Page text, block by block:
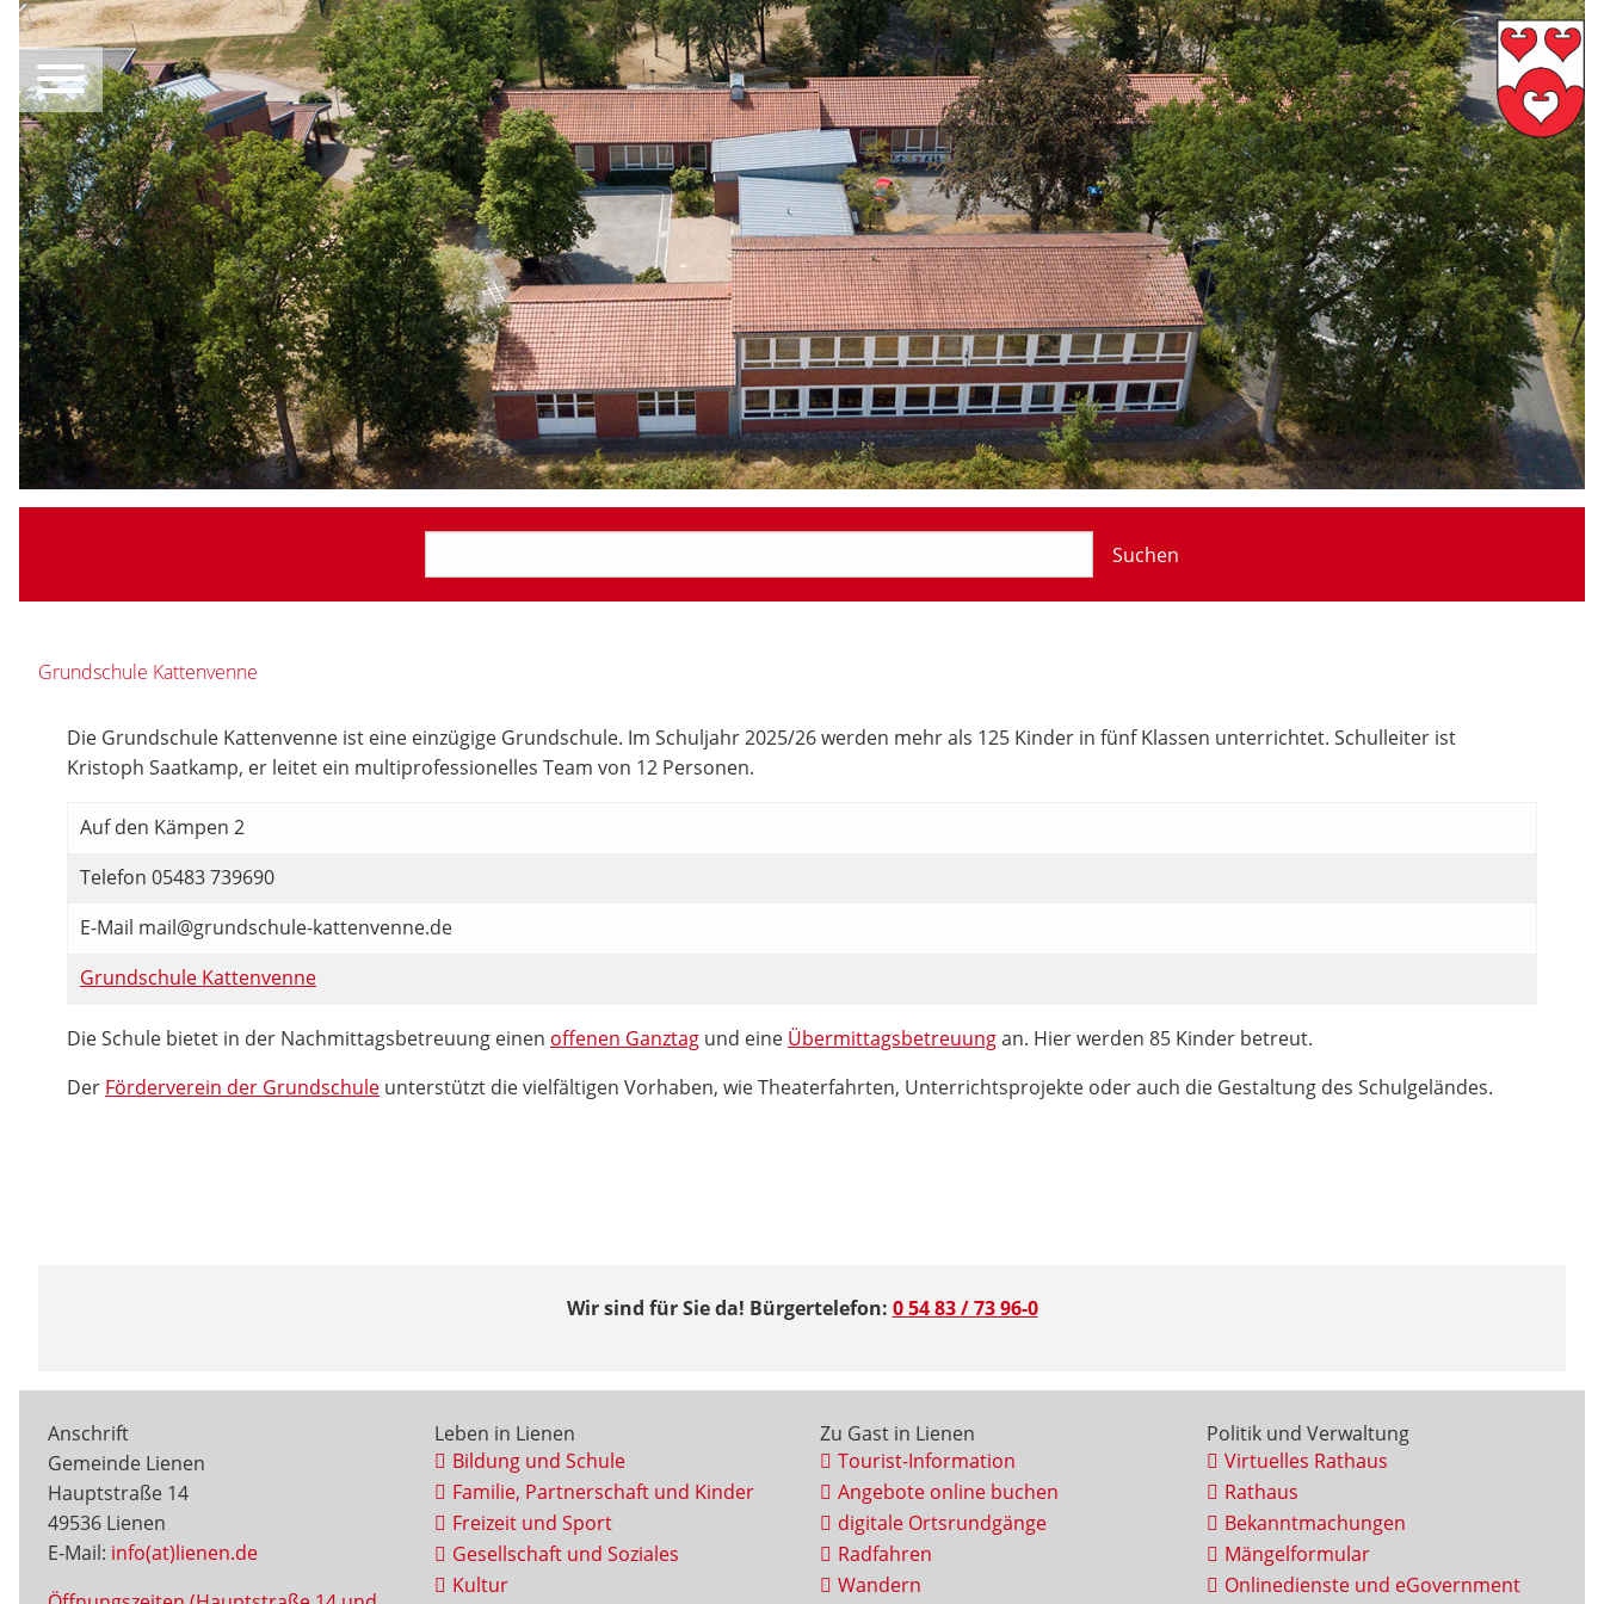
Suchen
Grundschule Kattenvenne
Die Grundschule Kattenvenne ist eine einzügige Grundschule. Im Schuljahr 2025/26 werden mehr als 125 Kinder in fünf Klassen unterrichtet. Schulleiter ist
Kristoph Saatkamp, er leitet ein multiprofessionelles Team von 12 Personen.
Auf den Kämpen 2
Telefon 05483 739690
E-Mail mail@grundschule-kattenvenne.de
Grundschule Kattenvenne
Die Schule bietet in der Nachmittagsbetreuung einen offenen Ganztag und eine Übermittagsbetreuungan. Hier werden 85 Kinder betreut.
Der Förderverein der Grundschule unterstützt die vielfältigen Vorhaben, wie Theaterfahrten, Unterrichtsprojekte oder auch die Gestaltung des Schulgeländes.
Wir sind für Sie da! Bürgertelefon: 0 54 83 / 73 96-0
Anschrift
Gemeinde Lienen
Hauptstraße 14
49536 Lienen
E-Mail: info(at)lienen.de
Leben in Lienen
Bildung und Schule
Familie, Partnerschaft und Kinder
Freizeit und Sport
Gesellschaft und Soziales
Kultur
Zu Gast in Lienen
Tourist-Information
Angebote online buchen
digitale Ortsrundgänge
Radfahren
Wandern
Politik und Verwaltung
Virtuelles Rathaus
Rathaus
Bekanntmachungen
Mängelformular
Onlinedienste und eGovernment